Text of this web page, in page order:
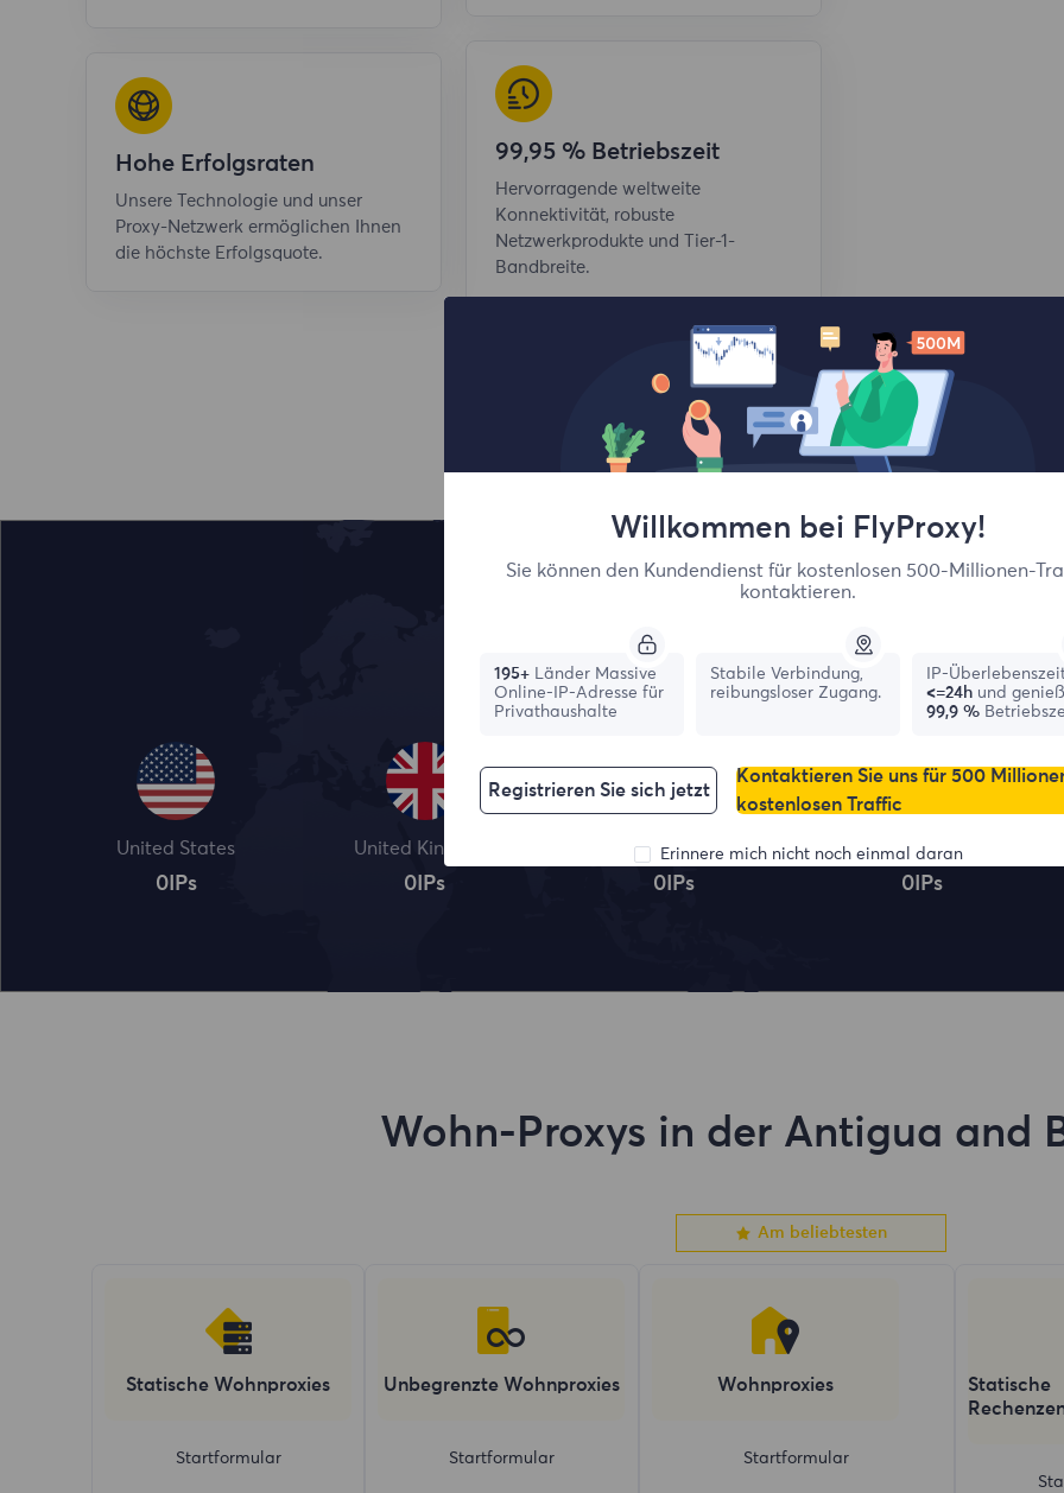
Hohe Erfolgsraten
Unsere Technologie und unser
Proxy-Netzwerk ermöglichen Ihnen
die höchste Erfolgsquote.
99,95 % Betriebszeit
Hervorragende weltweite
Konnektivität, robuste
Netzwerkprodukte und Tier-1-
Bandbreite.
Top-Standorte
United States
0IPs
United Kingdom
0 IPs
France
0IPs
Canada
0 IPs
Wohn-Proxys in der Antigua and
Am beliebtesten
Statische Wohnproxies
Startformular
Unbegrenzte Wohnproxies
Startformular
Wohnproxies
Startformular
Statische
Willkommen bei FlyProxy!
Sie können den Kundendienst für kostenlosen 500-Millionen-
kontaktieren.
195+ Länder Massive
Online-IP-Adresse für
Privathaushalte
Stabile Verbindung,
reibungsloser Zugang.
IP-
<=24h und
99,9 %
Registrieren Sie sich jetzt
Kontaktieren Sie uns für 500
kostenlosen Traffic
Erinnere mich nicht noch einmal daran